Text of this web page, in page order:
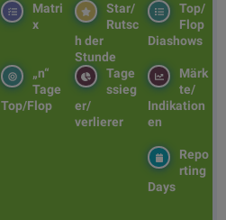
Top/
Flop
Diashows
Star/
Rutsc
h der
Stunde
Matri
x
Märk
te/
Indikation
en
Tage
ssieg
er/
verlierer
„n“
Tage
Top/Flop
Repo
rting
Days